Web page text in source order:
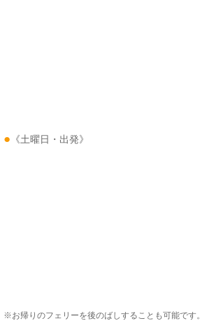
● 《土曜日・出発》
※お帰りのフェリーを後のばしすることも可能です。